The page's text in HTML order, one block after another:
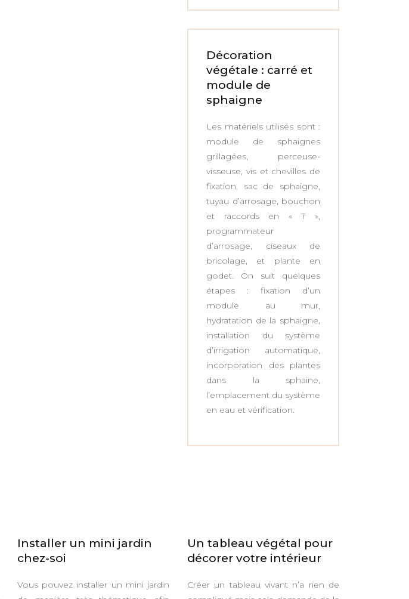
Décoration
végétale : carré et
module de
sphaigne
Les matériels utilisés sont :
module de sphaignes
grillagées, perceuse-
visseuse, vis et chevilles de
fixation, sac de sphaigne,
tuyau d’arrosage, bouchon
et raccords en « T »,
programmateur
d’arrosage, ciseaux de
bricolage, et plante en
godet. On suit quelques
étapes : fixation d’un
module au mur,
hydratation de la sphaigne,
installation du système
d’irrigation automatique,
incorporation des plantes
dans la sphaine,
l’emplacement du système
en eau et vérification.
Installer un mini jardin
chez-soi
Vous pouvez installer un mini jardin
Un tableau végétal pour
décorer votre intérieur
Créer un tableau vivant n’a rien de